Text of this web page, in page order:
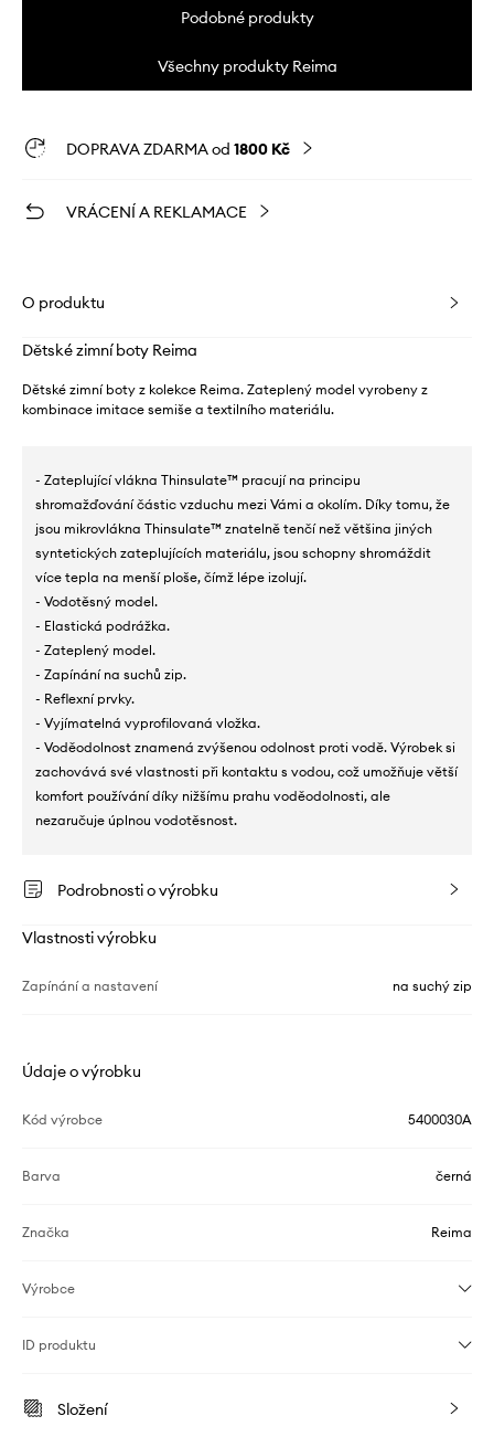
Podobné produkty
Všechny produkty Reima
DOPRAVA ZDARMA od 1800 Kč
VRÁCENÍ A REKLAMACE
O produktu
Dětské zimní boty Reima
Dětské zimní boty z kolekce Reima. Zateplený model vyrobeny z
kombinace imitace semiše a textilního materiálu.
- Zateplující vlákna Thinsulate™ pracují na principu
shromažďování částic vzduchu mezi Vámi a okolím. Díky tomu, že
jsou mikrovlákna Thinsulate™ znatelně tenčí než většina jiných
syntetických zateplujících materiálu, jsou schopny shromáždit
více tepla na menší ploše, čímž lépe izolují.
- Vodotěsný model.
- Elastická podrážka.
- Zateplený model.
- Zapínání na suchů zip.
- Reflexní prvky.
- Vyjímatelná vyprofilovaná vložka.
- Voděodolnost znamená zvýšenou odolnost proti vodě. Výrobek si
zachovává své vlastnosti při kontaktu s vodou, což umožňuje větší
komfort používání díky nižšímu prahu voděodolnosti, ale
nezaručuje úplnou vodotěsnost.
Podrobnosti o výrobku
Vlastnosti výrobku
Zapínání a nastavení na suchý zip
Údaje o výrobku
Kód výrobce 5400030A
Barva černá
Značka Reima
Výrobce
ID produktu
Složení